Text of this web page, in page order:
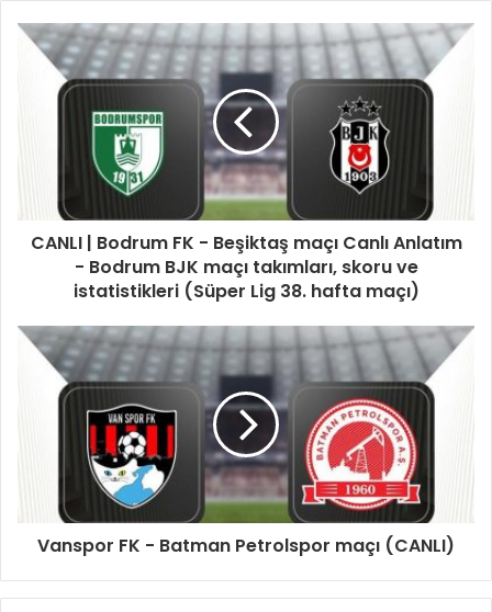
CANLI | Bodrum FK - Beşiktaş maçı Canlı Anlatım
- Bodrum BJK maçı takımları, skoru ve
istatistikleri (Süper Lig 38. hafta maçı)
Vanspor FK - Batman Petrolspor maçı (CANLI)